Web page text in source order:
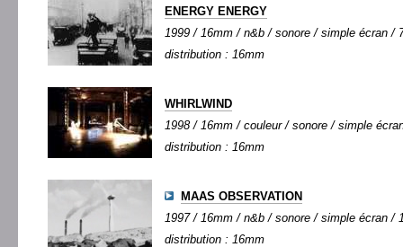
ENERGY ENERGY
1999 / 16mm / n&b / sonore / simple écran /
distribution : 16mm
WHIRLWIND
1998 / 16mm / couleur / sonore / simple
distribution : 16mm
MAAS OBSERVATION
1997 / 16mm / n&b / sonore / simple écran /
distribution : 16mm